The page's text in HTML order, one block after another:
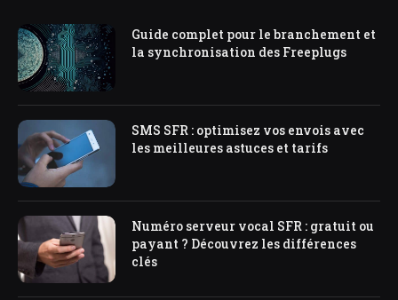
Guide complet pour le branchement et
la synchronisation des Freeplugs
SMS SFR : optimisez vos envois avec
les meilleures astuces et tarifs
Numéro serveur vocal SFR : gratuit ou
payant ? Découvrez les différences
clés